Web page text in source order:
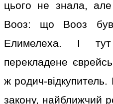
цього не знала,
Вооз: що Вооз був
Елимелеха. І
перекладене
ж родич-
закону, найближчий